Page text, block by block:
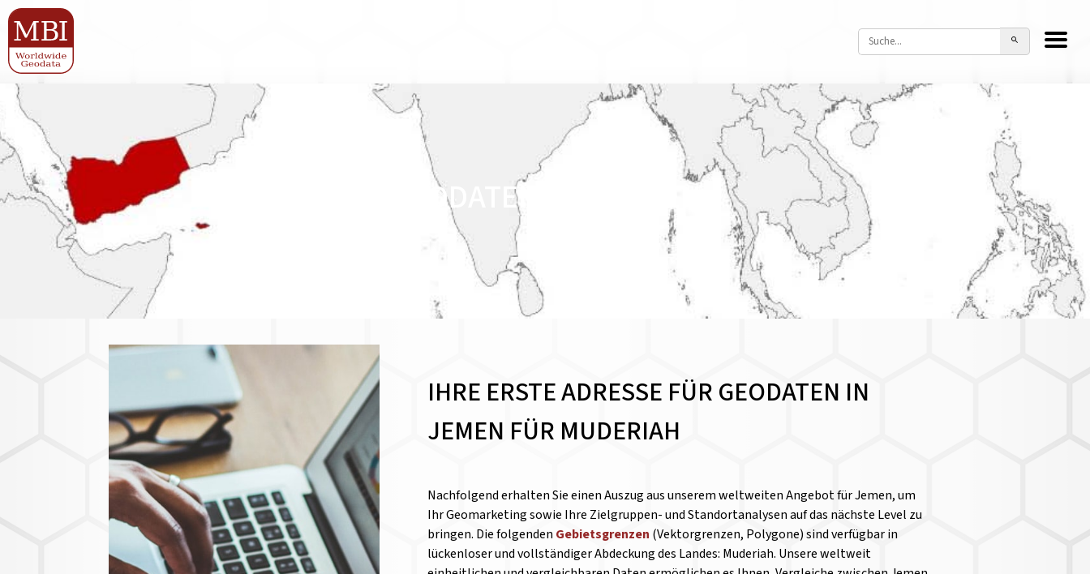
GEODATEN FÜR JEMEN
IHRE ERSTE ADRESSE FÜR GEODATEN IN
JEMEN FÜR MUDERIAH
Nachfolgend erhalten Sie einen Auszug aus unserem weltweiten Angebot für Jemen, um
Ihr Geomarketing sowie Ihre Zielgruppen- und Standortanalysen auf das nächste Level zu
bringen. Die folgenden Gebietsgrenzen (Vektorgrenzen, Polygone) sind verfügbar in
lückenloser und vollständiger Abdeckung des Landes: Muderiah. Unsere weltweit